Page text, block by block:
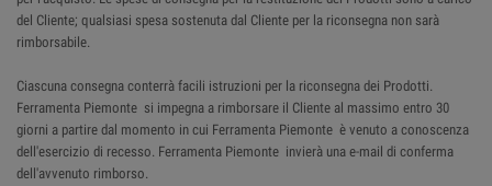
del Cliente; qualsiasi spesa sostenuta dal Cliente per la riconsegna non sarà
rimborsabile.
Ciascuna consegna conterrà facili istruzioni per la riconsegna dei Prodotti.
Ferramenta Piemonte si impegna a rimborsare il Cliente al massimo entro 30
giorni a partire dal momento in cui Ferramenta Piemonte è venuto a conoscenza
dell'esercizio di recesso. Ferramenta Piemonte invierà una e-mail di conferma
dell'avvenuto rimborso.